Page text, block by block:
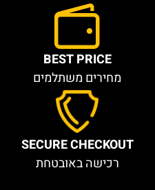
BEST PRICE
מחירים משתלמים
SECURE CHECKOUT
רכישה באובטחת